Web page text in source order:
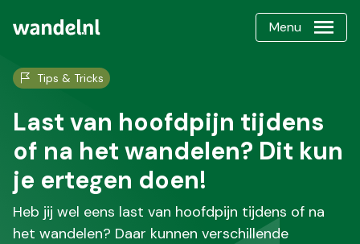
Menu
Tips & Tricks
Last van hoofdpijn tijdens
of na het wandelen? Dit kun
je ertegen doen!
Heb jij wel eens last van hoofdpijn tijdens of na
het wandelen? Daar kunnen verschillende